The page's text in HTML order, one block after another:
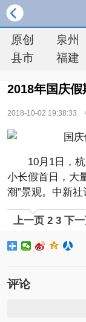
原创 泉州
县市
福建
2018年国庆
2018-10-02 19:38:33
10月1日，
小长假首日，大
潮”景观。中新
上一页 2 3 下
评论